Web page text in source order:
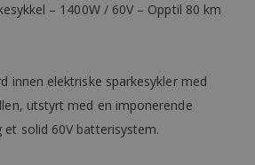
– 1400W / 60V – Opptil 80 km
innen elektriske sparkesykler med
utstyrt med en imponerende
solid 60V batterisystem.